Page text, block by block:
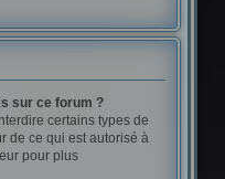
sur ce forum ?
certains types de
de ce qui est autorisé à
pour plus